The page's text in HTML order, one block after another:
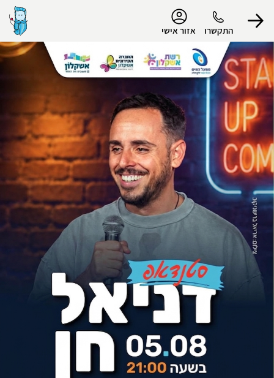
התקשרו אזור אישי
הפרופיל שלי
התנתק